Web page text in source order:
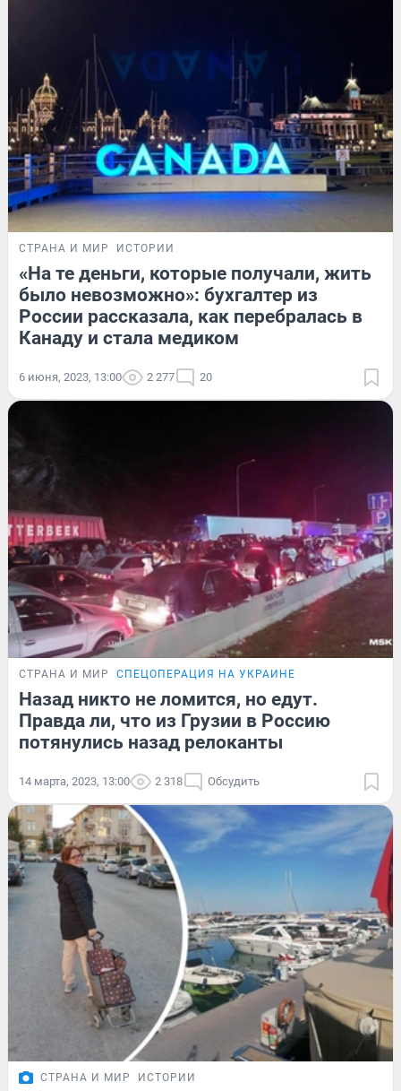
СТРАНА И МИР ИСТОРИИ
«На те деньги, которые получали, жить
было невозможно»: бухгалтер из
России рассказала, как перебралась в
Канаду и стала медиком
6 июня, 2023, 13:00 2 277 20
СТРАНА И МИР СПЕЦОПЕРАЦИЯ НА УКРАИНЕ
Назад никто не ломится, но едут.
Правда ли, что из Грузии в Россию
потянулись назад релоканты
14 марта, 2023, 13:00 2 318 Обсудить
СТРАНА И МИР ИСТОРИИ